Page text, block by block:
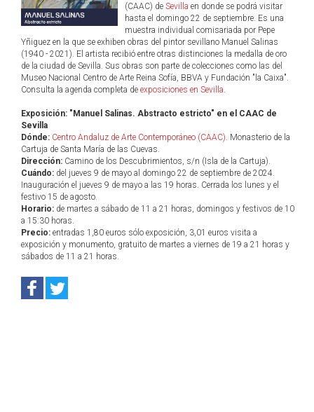
(CAAC) de Sevilla en donde se podrá visitar
hasta el domingo 22 de septiembre. Es una
muestra individual comisariada por Pepe
Yñiguez en la que se exhiben obras del pintor sevillano Manuel Salinas
(1940 - 2021). El artista recibió entre otras distinciones la medalla de oro
de la ciudad de Sevilla. Sus obras son parte de colecciones como las del
Museo Nacional Centro de Arte Reina Sofía, BBVA y Fundación "la Caixa".
Consulta la agenda completa de exposiciones en Sevilla.
Exposición: "Manuel Salinas. Abstracto estricto" en el CAAC de
Sevilla
Dónde: Centro Andaluz de Arte Contemporáneo (CAAC). Monasterio de la
Cartuja de Santa María de las Cuevas.
Dirección: Camino de los Descubrimientos, s/n (Isla de la Cartuja).
Cuándo: del jueves 9 de mayo al domingo 22 de septiembre de 2024.
Inauguración el jueves 9 de mayo a las 19 horas. Cerrada los lunes y el
festivo 15 de agosto.
Horario: de martes a sábado de 11 a 21 horas, domingos y festivos de 10
a 15:30 horas.
Precio: entradas 1,80 euros sólo exposición, 3,01 euros visita a
exposición y monumento, gratuito de martes a viernes de 19 a 21 horas y
sábados de 11 a 21 horas.